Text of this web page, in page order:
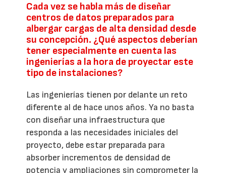
Cada vez se habla más de diseñar
centros de datos preparados para
albergar cargas de alta densidad desde
su concepción. ¿Qué aspectos deberían
tener especialmente en cuenta las
ingenierías a la hora de proyectar este
tipo de instalaciones?
Las ingenierías tienen por delante un reto
diferente al de hace unos años. Ya no basta
con diseñar una infraestructura que
responda a las necesidades iniciales del
proyecto, debe estar preparada para
absorber incrementos de densidad de
potencia y ampliaciones sin comprometer la